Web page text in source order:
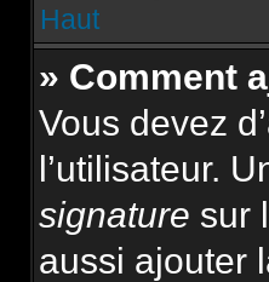
Haut
» Comment
Vous devez
l’utilisateur.
signature sur
aussi ajouter